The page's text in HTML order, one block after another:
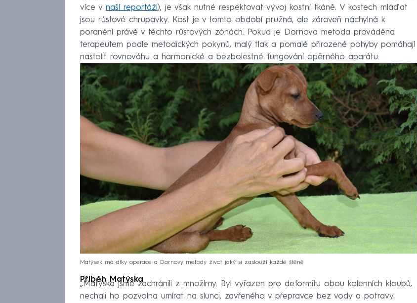
více v naší reportáži), je však nutné respektovat vývoj kostní tkáně. V kostech mláďat
jsou růstové chrupavky. Kost je v tomto období pružná, ale zároveň náchylná k
poranění právě v těchto růstových zónách. Pokud je Dornova metoda prováděna
terapeutem podle metodických pokynů, malý tlak a pomalé přirozené pohyby pomáhají
nastolit rovnováhu a harmonické a bezbolestné fungování opěrného aparátu.
Matýsek má díky operace a Dornovy metody život jaký si zaslouží každé štěně
Příběh Matýska
„Matýska jsme zachránili z množírny. Byl vyřazen pro deformitu obou kolenních kloubů,
nechali ho pozvolna umírat na slunci, zavřeného v přepravce bez vody a potravy.